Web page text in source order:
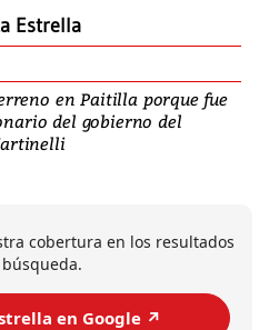
Estrella
en Paitilla porque fue
del gobierno del
cobertura en los resultados
en Google ↗️